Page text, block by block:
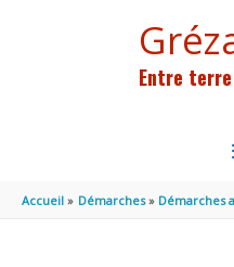
Entre
Accueil Démarches Démarches